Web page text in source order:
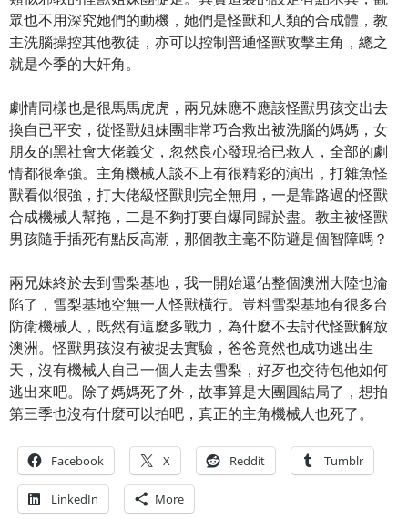
眾也不用深究她們的動機，她們是怪獸和人類的合成體，教
主洗腦操控其他教徒，亦可以控制普通怪獸攻擊主角，總之
就是今季的大奸角。
劇情同樣也是很馬馬虎虎，兩兄妹應不應該怪獸男孩交出去
換自已平安，從怪獸姐妹團非常巧合救出被洗腦的媽媽，女
朋友的黑社會大佬義父，忽然良心發現拾已救人，全部的劇
情都很牽強。主角機械人談不上有很精彩的演出，打雜魚怪
獸看似很強，打大佬級怪獸則完全無用，一是靠路過的怪獸
合成機械人幫拖，二是不夠打要自爆同歸於盡。教主被怪獸
男孩隨手插死有點反高潮，那個教主毫不防避是個智障嗎？
兩兄妹終於去到雪梨基地，我一開始還估整個澳洲大陸也淪
陷了，雪梨基地空無一人怪獸橫行。豈料雪梨基地有很多台
防衛機械人，既然有這麼多戰力，為什麼不去討代怪獸解放
澳洲。怪獸男孩沒有被捉去實驗，爸爸竟然也成功逃出生
天，沒有機械人自己一個人走去雪梨，好歹也交待包他如何
逃出來吧。除了媽媽死了外，故事算是大團圓結局了，想拍
第三季也沒有什麼可以拍吧，真正的主角機械人也死了。
Facebook X Reddit Tumblr
LinkedIn More